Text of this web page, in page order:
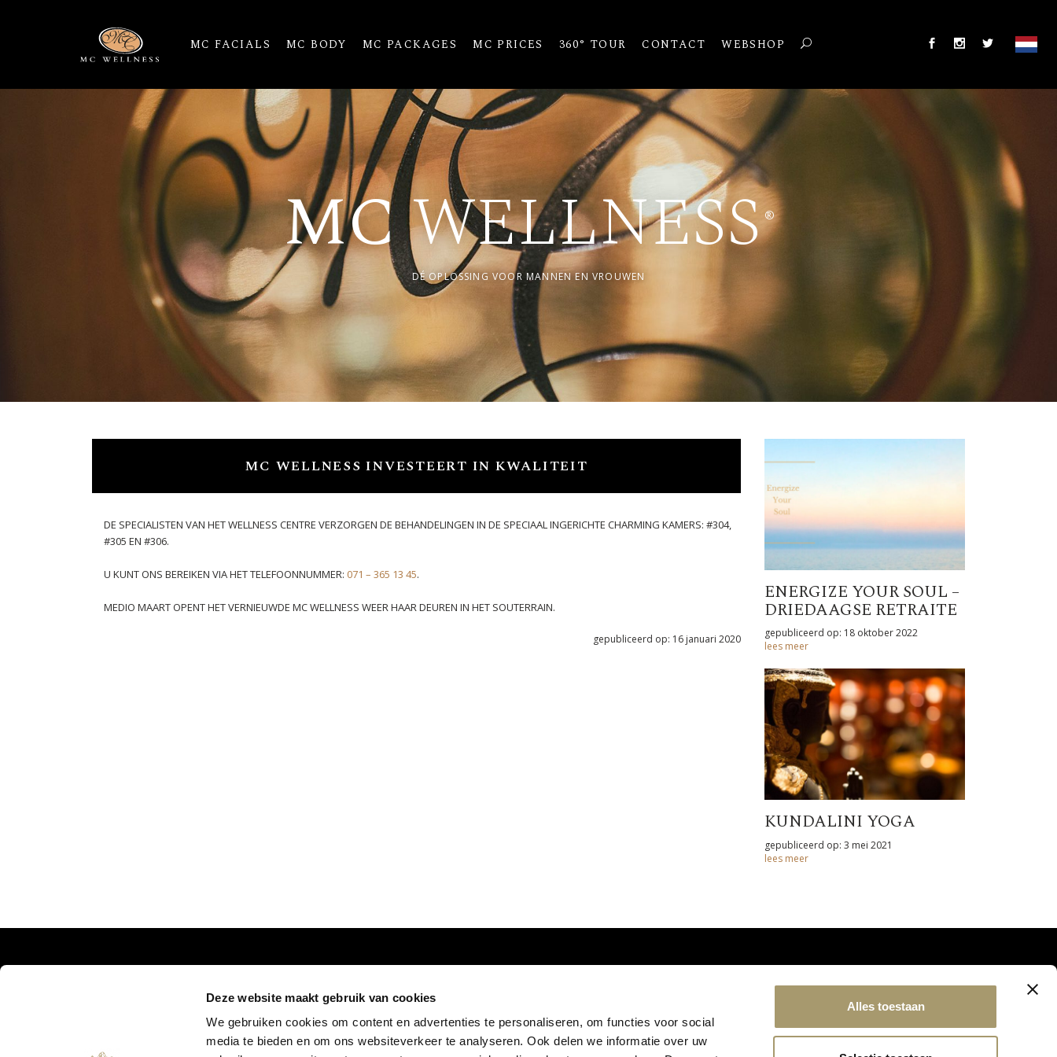
Deze website maakt gebruik van cookies
We gebruiken cookies om content en advertenties te personaliseren, om functies voor social
media te bieden en om ons websiteverkeer te analyseren. Ook delen we informatie over uw
Alles toestaan
MC FACIALS MC BODY MC PACKAGES MC PRICES 360° TOUR CONTACT WEBSHOP
MCWELLNESS®
DÉ OPLOSSING VOOR MANNEN EN VROUWEN
MC WELLNESS INVESTEERT IN KWALITEIT
DE SPECIALISTEN VAN HET WELLNESS CENTRE VERZORGEN DE BEHANDELINGEN IN DE SPECIAAL INGERICHTE CHARMING KAMERS: #304,
#305 EN #306.
U KUNT ONS BEREIKEN VIA HET TELEFOONNUMMER: 071 – 365 13 45.
MEDIO MAART OPENT HET VERNIEUWDE MC WELLNESS WEER HAAR DEUREN IN HET SOUTERRAIN.
gepubliceerd op: 16 januari 2020
ENERGIZE YOUR SOUL –
DRIEDAAGSE RETRAITE
gepubliceerd op: 18 oktober 2022
lees meer
KUNDALINI YOGA
gepubliceerd op: 3 mei 2021
lees meer